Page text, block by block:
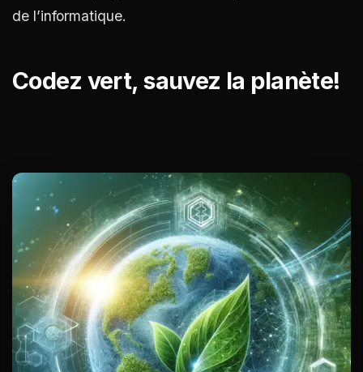
de l’informatique.
Codez vert, sauvez la planète!